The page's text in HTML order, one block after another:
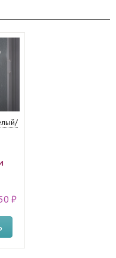
₽